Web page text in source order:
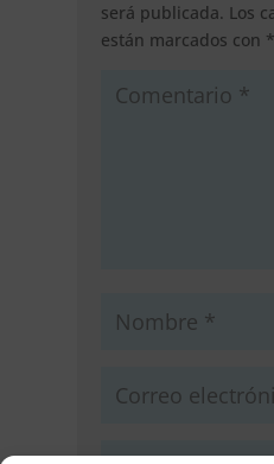
será publicada. Los
están marcados con *